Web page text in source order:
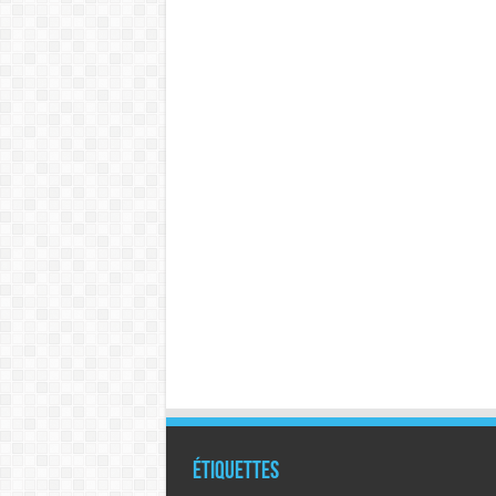
Étiquettes